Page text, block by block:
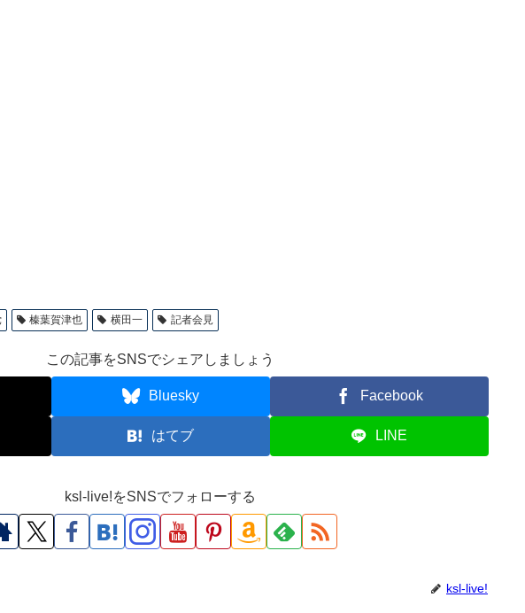
榛葉賀津也 横田一 記者会見
この記事をSNSでシェアしましょう
Bluesky Facebook
はてブ LINE
ksl-live!をSNSでフォローする
ksl-live!